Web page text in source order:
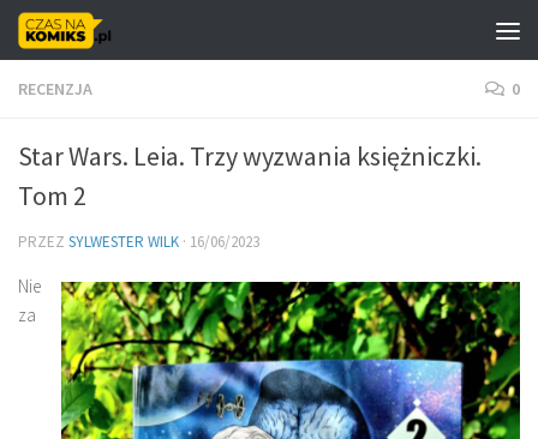
Skip to content
RECENZJA 0
Star Wars. Leia. Trzy wyzwania księżniczki.
Tom 2
PRZEZ SYLWESTER WILK · 16/06/2023
Nie
za